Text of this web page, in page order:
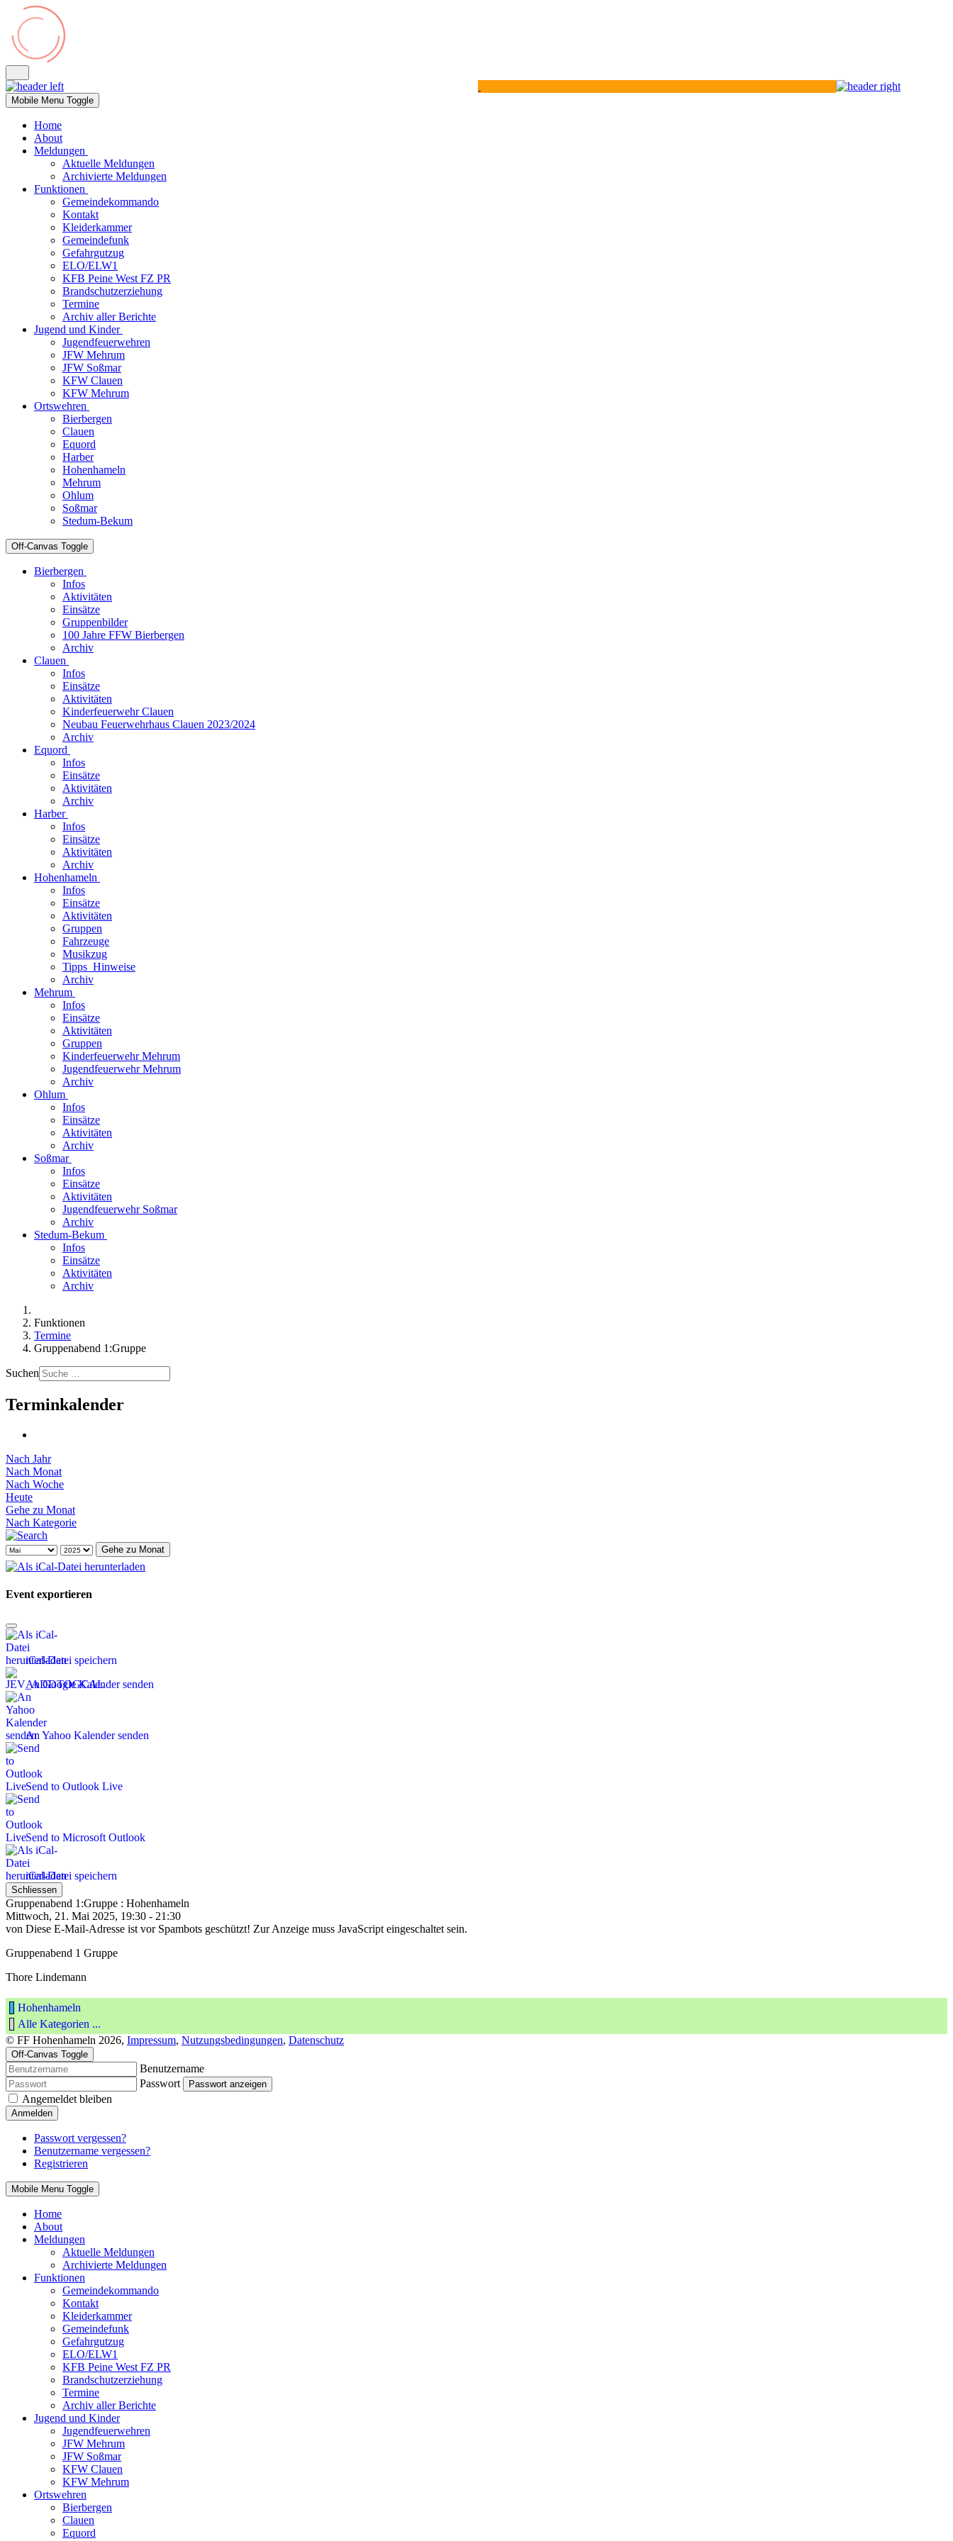
Mobile Menu Toggle
Home
About
Meldungen
Aktuelle Meldungen
Archivierte Meldungen
Funktionen
Gemeindekommando
Kontakt
Kleiderkammer
Gemeindefunk
Gefahrgutzug
ELO/ELW1
KFB Peine West FZ PR
Brandschutzerziehung
Termine
Archiv aller Berichte
Jugend und Kinder
Jugendfeuerwehren
JFW Mehrum
JFW Soßmar
KFW Clauen
KFW Mehrum
Ortswehren
Bierbergen
Clauen
Equord
Harber
Hohenhameln
Mehrum
Ohlum
Soßmar
Stedum-Bekum
Off-Canvas Toggle
Bierbergen
Infos
Aktivitäten
Einsätze
Gruppenbilder
100 Jahre FFW Bierbergen
Archiv
Clauen
Infos
Einsätze
Aktivitäten
Kinderfeuerwehr Clauen
Neubau Feuerwehrhaus Clauen 2023/2024
Archiv
Equord
Infos
Einsätze
Aktivitäten
Archiv
Harber
Infos
Einsätze
Aktivitäten
Archiv
Hohenhameln
Infos
Einsätze
Aktivitäten
Gruppen
Fahrzeuge
Musikzug
Tipps_Hinweise
Archiv
Mehrum
Infos
Einsätze
Aktivitäten
Gruppen
Kinderfeuerwehr Mehrum
Jugendfeuerwehr Mehrum
Archiv
Ohlum
Infos
Einsätze
Aktivitäten
Archiv
Soßmar
Infos
Einsätze
Aktivitäten
Jugendfeuerwehr Soßmar
Archiv
Stedum-Bekum
Infos
Einsätze
Aktivitäten
Archiv
Funktionen
Termine
Gruppenabend 1:Gruppe
Suchen
Terminkalender
Nach Jahr
Nach Monat
Nach Woche
Heute
Gehe zu Monat
Nach Kategorie
Gehe zu Monat
Event exportieren
iCal-Datei speichern
An Google Kalender senden
An Yahoo Kalender senden
Send to Outlook Live
Send to Microsoft Outlook
iCal-Datei speichern
Schliessen
Gruppenabend 1:Gruppe : Hohenhameln
Mittwoch, 21. Mai 2025, 19:30 - 21:30
von Diese E-Mail-Adresse ist vor Spambots geschützt! Zur Anzeige muss JavaScript eingeschaltet sein.
Gruppenabend 1 Gruppe
Thore Lindemann
Hohenhameln
Alle Kategorien ...
© FF Hohenhameln 2026, Impressum, Nutzungsbedingungen, Datenschutz
Off-Canvas Toggle
Benutzername
Passwort
Passwort anzeigen
Angemeldet bleiben
Anmelden
Passwort vergessen?
Benutzername vergessen?
Registrieren
Mobile Menu Toggle
Home
About
Meldungen
Aktuelle Meldungen
Archivierte Meldungen
Funktionen
Gemeindekommando
Kontakt
Kleiderkammer
Gemeindefunk
Gefahrgutzug
ELO/ELW1
KFB Peine West FZ PR
Brandschutzerziehung
Termine
Archiv aller Berichte
Jugend und Kinder
Jugendfeuerwehren
JFW Mehrum
JFW Soßmar
KFW Clauen
KFW Mehrum
Ortswehren
Bierbergen
Clauen
Equord